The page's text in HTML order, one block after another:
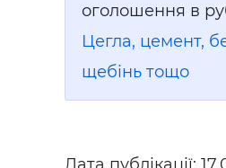
оголошення в
Цегла, цемент,
щебінь тощо
Дата публікації: